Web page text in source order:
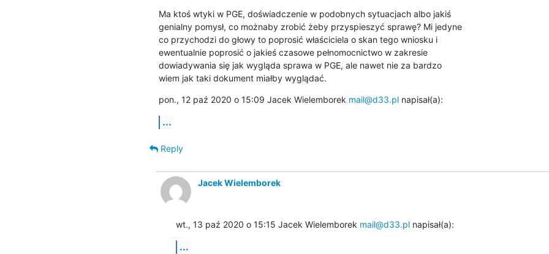
Ma ktoś wtyki w PGE, doświadczenie w podobnych sytuacjach albo jakiś
genialny pomysł, co możnaby zrobić żeby przyspieszyć sprawę? Mi jedyne
co przychodzi do głowy to poprosić właściciela o skan tego wniosku i
ewentualnie poprosić o jakieś czasowe pełnomocnictwo w zakresie
dowiadywania się jak wygląda sprawa w PGE, ale nawet nie za bardzo
wiem jak taki dokument miałby wyglądać.
pon., 12 paź 2020 o 15:09 Jacek Wielemborek mail@d33.pl napisał(a):
...
Reply
Jacek Wielemborek
wt., 13 paź 2020 o 15:15 Jacek Wielemborek mail@d33.pl napisał(a):
...